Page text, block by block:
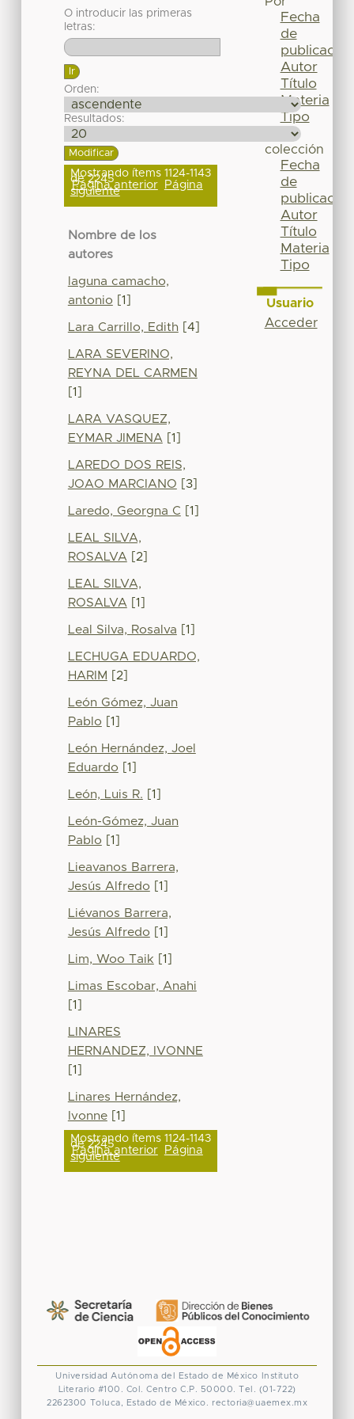
O introducir las primeras
letras:
Orden:
Resultados:
Mostrando ítems 1124-1143
de 2245
Página anterior Página
siguiente
Nombre de los
autores
laguna camacho,
antonio [1]
Lara Carrillo, Edith [4]
LARA SEVERINO,
REYNA DEL CARMEN
[1]
LARA VASQUEZ,
EYMAR JIMENA [1]
LAREDO DOS REIS,
JOAO MARCIANO [3]
Laredo, Georgna C [1]
LEAL SILVA,
ROSALVA [2]
LEAL SILVA,
ROSALVA [1]
Leal Silva, Rosalva [1]
LECHUGA EDUARDO,
HARIM
[2]
León Gómez, Juan
Pablo [1]
León Hernández, Joel
Eduardo [1]
León, Luis R. [1]
León-Gómez, Juan
Pablo [1]
Lieavanos Barrera,
Jesús Alfredo [1]
Liévanos Barrera,
Jesús Alfredo [1]
Lim, Woo Taik [1]
Limas Escobar, Anahi
[1]
LINARES
HERNANDEZ, IVONNE
[1]
Linares Hernández,
Ivonne[1]
Mostrando ítems 1124-1143
de 2245
Página anterior Página
siguiente
Fecha
de
publicación
Autor
Título
Materia
Tipo
colección
Fecha
de
publicación
Autor
Título
Materia
Tipo
Usuario
Acceder
Universidad Autónoma del Estado de México
Instituto
Literario #100. Col. Centro C.P. 50000. Tel. (01-722)
2262300 Toluca, Estado de México. rectoria@uaemex.mx